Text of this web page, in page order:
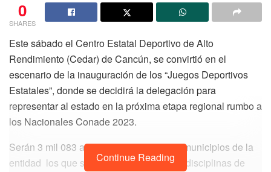
0
SHARES
Este sábado el Centro Estatal Deportivo de Alto
Rendimiento (Cedar) de Cancún, se convirtió en el
escenario de la inauguración de los “Juegos Deportivos
Estatales”, donde se decidirá la delegación para
representar al estado en la próxima etapa regional rumbo a
los Nacionales Conade 2023.
Serán 3 mil 083 atletas de los diferentes municipios de la
entidad los que se enfrentarán en las 51 disciplinas de
Continue Reading